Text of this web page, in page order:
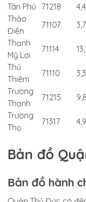
Tân Phú 71218
Thảo
Điền
71107
Thạnh
Mỹ Lợi
71114
Thủ
Thiêm
71110
Trường
Thạnh
71215
Trường
Thọ
71317
Bản đồ
Bản đồ hành